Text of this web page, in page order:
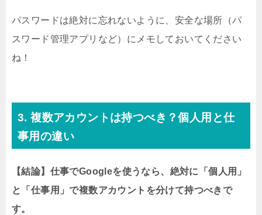
パスワードは絶対に忘れないように、安全な場所（パ
スワード管理アプリなど）にメモしておいてください
ね！
3. 複数アカウントは持つべき？個人用と仕
事用の違い
【結論】仕事でGoogleを使うなら、絶対に「個人用」
と「仕事用」で複数アカウントを分けて持つべきで
す。